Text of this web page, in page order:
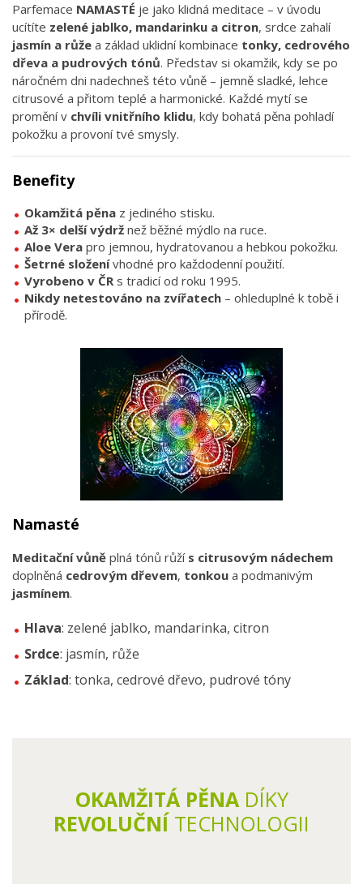
Parfemace NAMASTÉ je jako klidná meditace – v úvodu
ucítíte zelené jablko, mandarinku a citron, srdce zahalí
jasmín a růže a základ uklidní kombinace tonky, cedrového
dřeva a pudrových tónů. Představ si okamžik, kdy se po
náročném dni nadechneš této vůně – jemně sladké, lehce
citrusové a přitom teplé a harmonické. Každé mytí se
promění v chvíli vnitřního klidu, kdy bohatá pěna pohladí
pokožku a provoní tvé smysly.
Benefity
Okamžitá pěna z jediného stisku.
Až 3× delší výdrž než běžné mýdlo na ruce.
Aloe Vera pro jemnou, hydratovanou a hebkou pokožku.
Šetrné složenívhodné pro každodenní použití.
Vyrobeno v ČRs tradicí od roku 1995.
Nikdy netestováno na zvířatech – ohleduplné k tobě i
přírodě.
Namasté
Meditační vůně plná tónů růží s citrusovým nádechem
doplněná cedrovým dřevem, tonkou a podmanivým
jasmínem.
Hlava: zelené jablko, mandarinka, citron
Srdce: jasmín, růže
Základ: tonka, cedrové dřevo, pudrové tóny
OKAMŽITÁ PĚNADÍKY
REVOLUČNÍ TECHNOLOGII